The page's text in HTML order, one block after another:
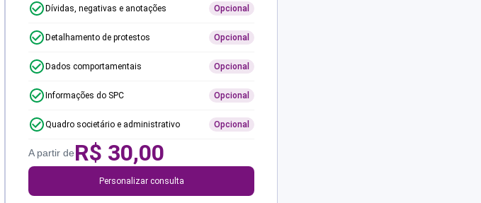
Dívidas, negativas e anotações Opcional
Detalhamento de protestos Opcional
Dados comportamentais Opcional
Informações do SPC Opcional
Quadro societário e administrativo Opcional
A partir deR$ 30,00
Personalizar consulta